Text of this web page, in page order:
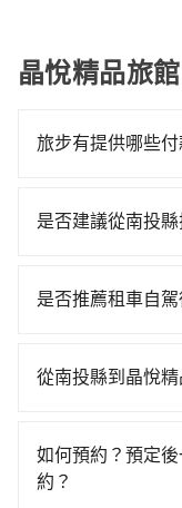
晶悅精品旅
旅步有提供哪些付
信用卡)、先享後
是否建議從南投
時，且難叫計程車
車花費約1,500元
站，每人票價410
的計程車，搭上小
是否推薦租車自
時不需要閉目養神
$115~205承租小
縣（埔里鎮）到晶
從南投縣到晶悅
灣大車隊和Yoxi，
話至附近的計程車
如何預約？預定
約？